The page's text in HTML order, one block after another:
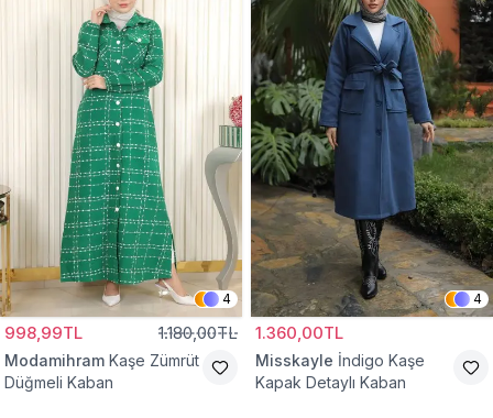
4
998,99TL 1.180,00TL
Modamihram Kaşe Zümrüt
Düğmeli Kaban
4
1.360,00TL
Misskayle İndigo Kaşe
Kapak Detaylı Kaban